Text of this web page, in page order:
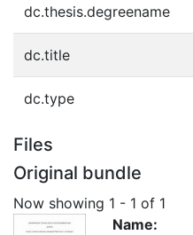
dc.thesis.degreename
dc.title
dc.type
Files
Original bundle
Now showing 1 - 1 of 1
Name: